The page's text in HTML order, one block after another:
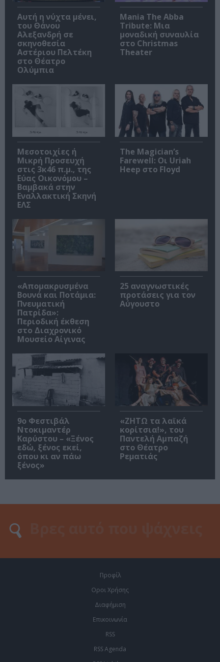
Αυτή η νύχτα μένει,
του Θάνου
Αλεξανδρή σε
σκηνοθεσία
Αστέριου Πελτέκη
στο Θέατρο
Ολύμπια
Mania The Abba
Tribute: Μια
μοναδική συναυλία
στο Christmas
Theater
Μεσοτοιχίες ή
Μικρή Προσευχή
στις 3κ46 π.μ., της
Εύας Οικονόμου –
Βαμβακά στην
Εναλλακτική Σκηνή
ΕΛΣ
The Magician’s
Farewell: Οι Uriah
Heep στο Floyd
«Απομακρυσμένα
Βουνά και Ποτάμια:
Πνευματική
Πατρίδα»:
Περιοδική έκθεση
στο Διαχρονικό
Μουσείο Αίγινας
25 αναγνωστικές
προτάσεις για τον
Αύγουστο
9ο Φεστιβάλ
Ντοκιμαντέρ
Καρύστου – «Ξένος
εδώ, ξένος εκεί,
όπου κι αν πάω
ξένος»
«ΖΗΤΩ τα λαϊκά
κορίτσια!», του
Παντελή Αμπαζή
στο Θέατρο
Ρεματιάς
Προφίλ
Οροι Χρήσης
Διαφήμιση
Επικοινωνία
RSS
RSS Agenda